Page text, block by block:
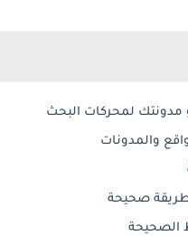
لمحركات البحث
والمدونات
الصحيحة